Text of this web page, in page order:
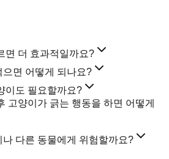
면 더 효과적일까요?
면 어떻게 되나요?
이도 필요할까요?
고양이가 긁는 행동을 하면 어떻게
다른 동물에게 위험할까요?